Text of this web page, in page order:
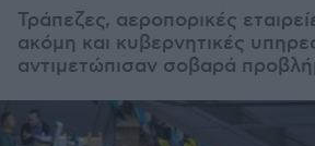
Τράπεζες, αεροπορικές
ακόμη και κυβερνητικές
αντιμετώπισαν σοβαρά